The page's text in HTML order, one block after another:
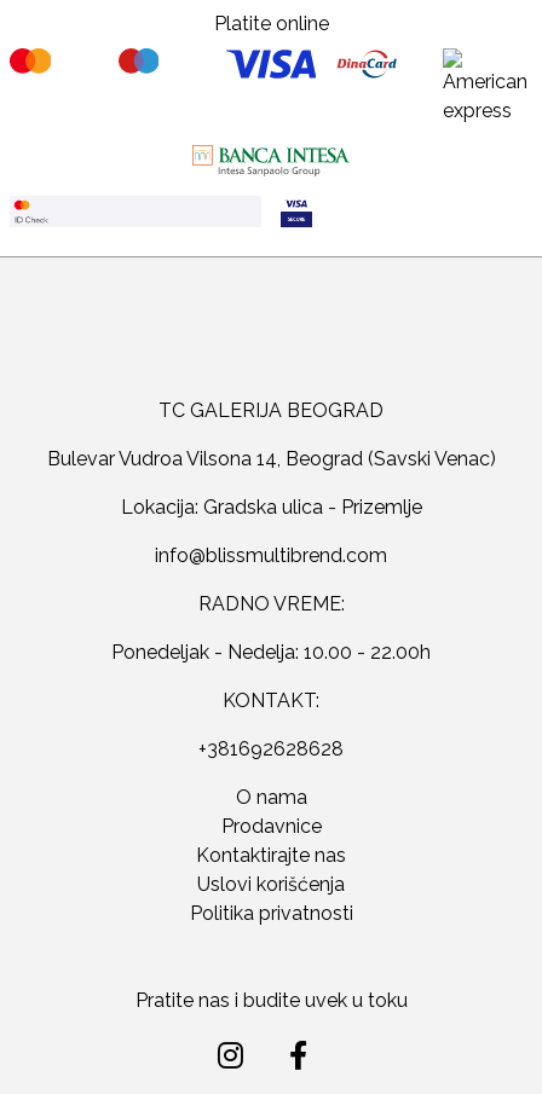
Platite online
TC GALERIJA BEOGRAD
Bulevar Vudroa Vilsona 14, Beograd (Savski Venac)
Lokacija: Gradska ulica - Prizemlje
RADNO VREME:
Ponedeljak - Nedelja: 10.00 - 22.00h
KONTAKT:
+381692628628
O nama
Prodavnice
Kontaktirajte nas
Uslovi korišćenja
Politika privatnosti
Pratite nas i budite uvek u toku